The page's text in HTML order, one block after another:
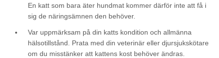
En katt som bara äter hundmat kommer därför inte att få i
sig de näringsämnen den behöver.
Var uppmärksam på din katts kondition och allmänna
hälsotillstånd. Prata med din veterinär eller djursjukskötare
om du misstänker att kattens kost behöver ändras.